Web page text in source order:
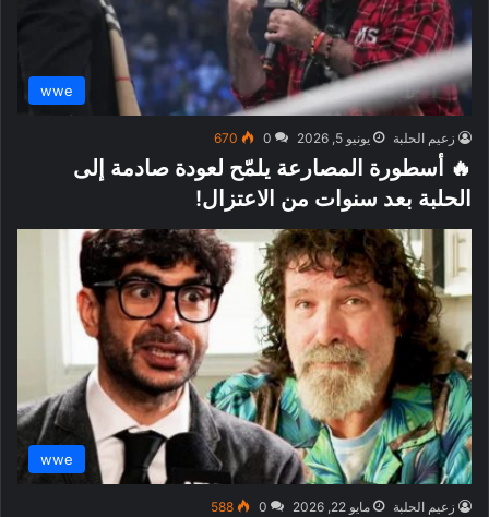
wwe
زعيم الحلبة يونيو 5, 2026 0
670
🔥 أسطورة المصارعة يلمّح لعودة صادمة إلى
الحلبة بعد سنوات من الاعتزال!
wwe
زعيم الحلبة مايو 22, 2026 0
588